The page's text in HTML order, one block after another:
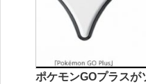
ポケモンGOプラスが